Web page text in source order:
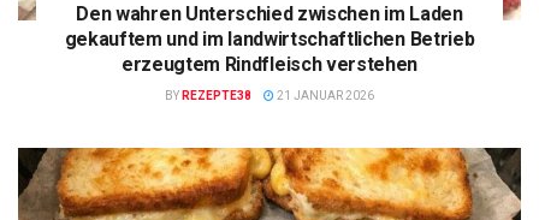
Den wahren Unterschied zwischen im Laden
gekauftem und im landwirtschaftlichen Betrieb
erzeugtem Rindfleisch verstehen
BY REZEPTE38 21 JANUAR 2026